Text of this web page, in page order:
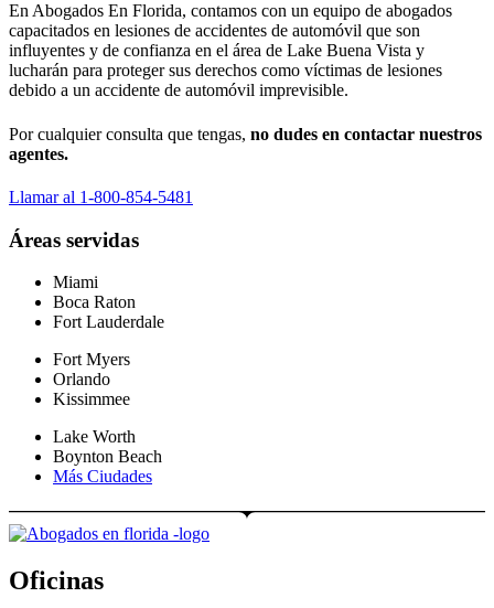
En Abogados En Florida, contamos con un equipo de abogados
capacitados en lesiones de accidentes de automóvil que son
influyentes y de confianza en el área de Lake Buena Vista y
lucharán para proteger sus derechos como víctimas de lesiones
debido a un accidente de automóvil imprevisible.
Por cualquier consulta que tengas, no dudes en contactar nuestros
agentes.
Llamar al 1-800-854-5481
Áreas servidas
Miami
Boca Raton
Fort Lauderdale
Fort Myers
Orlando
Kissimmee
Lake Worth
Boynton Beach
Más Ciudades
Oficinas